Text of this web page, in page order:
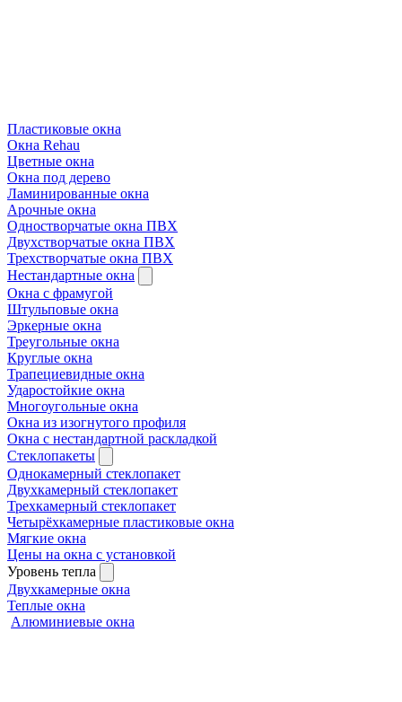
Пластиковые окна
Окна Rehau
Цветные окна
Окна под дерево
Ламинированные окна
Арочные окна
Одностворчатые окна ПВХ
Двухстворчатые окна ПВХ
Трехстворчатые окна ПВХ
Нестандартные окна
Окна с фрамугой
Штульповые окна
Эркерные окна
Треугольные окна
Круглые окна
Трапециевидные окна
Ударостойкие окна
Многоугольные окна
Окна из изогнутого профиля
Окна с нестандартной раскладкой
Стеклопакеты
Однокамерный стеклопакет
Двухкамерный стеклопакет
Трехкамерный стеклопакет
Четырёхкамерные пластиковые окна
Мягкие окна
Цены на окна с установкой
Уровень тепла
Двухкамерные окна
Теплые окна
Алюминиевые окна